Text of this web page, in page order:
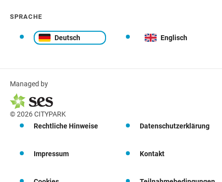
SPRACHE
Deutsch Englisch
Managed by
© 2026 CITYPARK
Rechtliche Hinweise
Datenschutzerklärung
Impressum Kontakt